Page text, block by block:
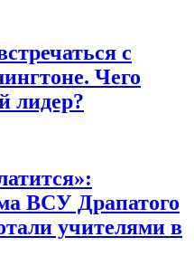
с
Чего
лидер?
ВСУ Драпатого
учителями в